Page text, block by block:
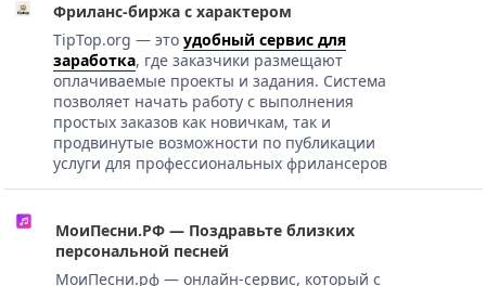
Фриланс-биржа с характером
TipTop.org — это удобный сервис для
заработка, где заказчики размещают
оплачиваемые проекты и задания. Система
позволяет начать работу с выполнения
простых заказов как новичкам, так и
продвинутые возможности по публикации
услуги для профессиональных фрилансеров
МоиПесни.РФ — Поздравьте близких
персональной песней
МоиПесни.рф — онлайн-сервис, который с